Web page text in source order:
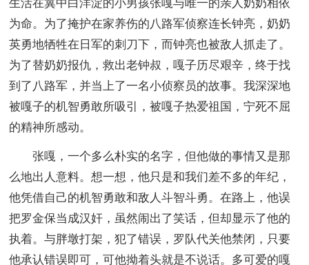
生活在冀中白洋淀的小男孩张嘎与唯一的亲人奶奶相依
为命。为了掩护在家养伤的八路军侦察连长钟亮，奶奶
英勇地牺牲在日军的刺刀下，而钟亮也被敌人抓走了。
为了替奶奶报仇，救出老钟叔，嘎子历尽艰辛，终于找
到了八路军，并当上了一名小侦察员的故事。我深深地
被嘎子的机智勇敢所吸引，被嘎子热爱祖国，宁死不屈
的精神所感动。
张嘎，一个多么朴实的名字，但他做的事情又是那
么地出人意料。想一想，他只是和我们差不多的年纪，
他凭借自己的机智勇敢和敌人斗智斗勇。在路上，他误
把罗金保当成汉奸，虽然闹出了笑话，但却显示了他的
执着。与胖墩打架，犯了错误，罗队代关他禁闭，只要
他承认错误即可，可他拗着头就是不说话。多可爱的嘎